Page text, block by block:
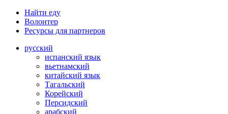
Найти еду
Волонтер
Ресурсы для партнеров
русский
испанский язык
вьетнамский
китайский язык
Тагальский
Корейский
Персидский
арабский